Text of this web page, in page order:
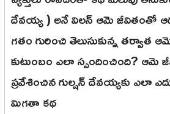
దేవయ్య ) అనే విలన్ ఆమె జీవితంతో
గతం గురించి తెలుసుకున్న తర్వాత
కుటుంబం ఎలా స్పందించింది? ఆమె
ప్రవేశించిన గుల్షన్ దేవయ్యకు ఎలా
మిగతా కథ